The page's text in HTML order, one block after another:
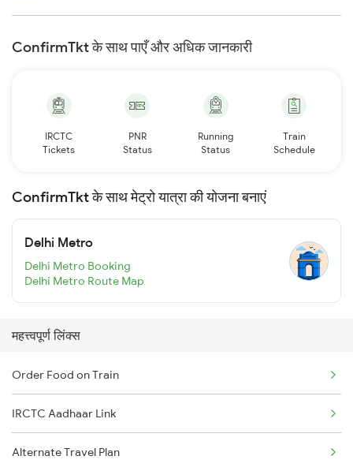
ConfirmTkt के साथ पाएँ और अधिक जानकारी
IRCTC
Tickets
PNR
Status
Running
Status
Train
Schedule
ConfirmTkt के साथ मेट्रो यात्रा की योजना बनाएं
Delhi Metro
Delhi Metro Booking
Delhi Metro Route Map
महत्त्वपूर्ण लिंक्स
Order Food on Train
IRCTC Aadhaar Link
Alternate Travel Plan